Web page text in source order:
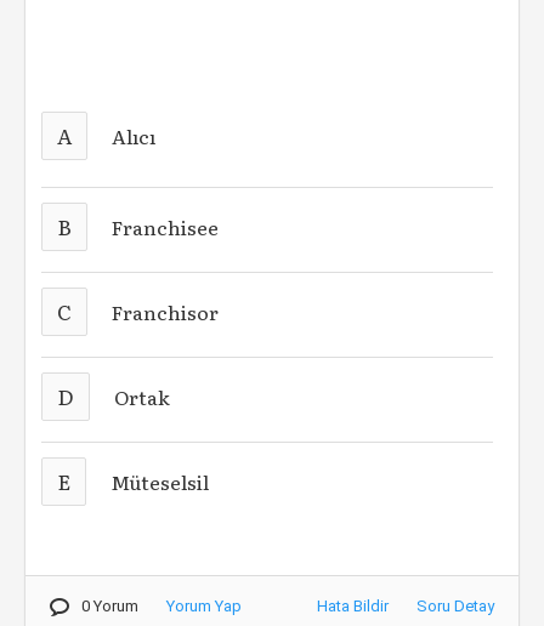
A Alıcı
B Franchisee
C Franchisor
D Ortak
E Müteselsil
0 Yorum Yorum Yap Hata Bildir Soru Detay